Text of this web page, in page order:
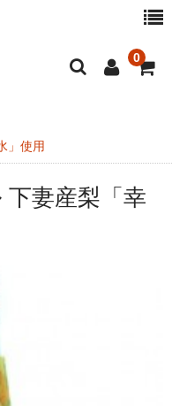
0
」使用
妻産梨「幸